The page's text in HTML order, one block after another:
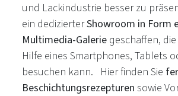
und Lackindustrie besser zu
ein dedizierterShowroom in Form
Multimedia-Galerie geschaffen,
Hilfe eines Smartphones, Tablets
besuchen kann. Hier finden Sie
Beschichtungsrezepturen sowie